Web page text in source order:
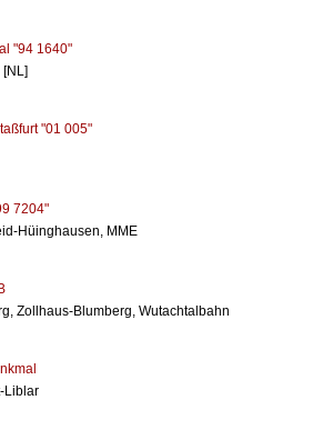
"94 1640"
"01 005"
7204"
Hüinghausen, MME
Zollhaus-Blumberg, Wutachtalbahn
Liblar